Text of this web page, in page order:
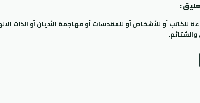
:
للكاتب أو للأشخاص أو للمقدسات أو مهاجمة الأديان أو الذات